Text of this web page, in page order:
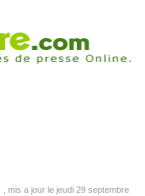
, mis a jour le jeudi 29 septembre